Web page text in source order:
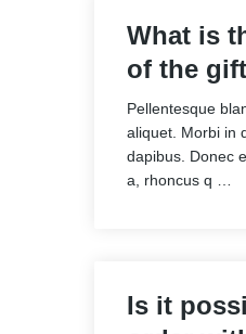
What is
of the
Pellentesque
aliquet. Morbi in
dapibus. Donec
a, rhoncus q …
Is it